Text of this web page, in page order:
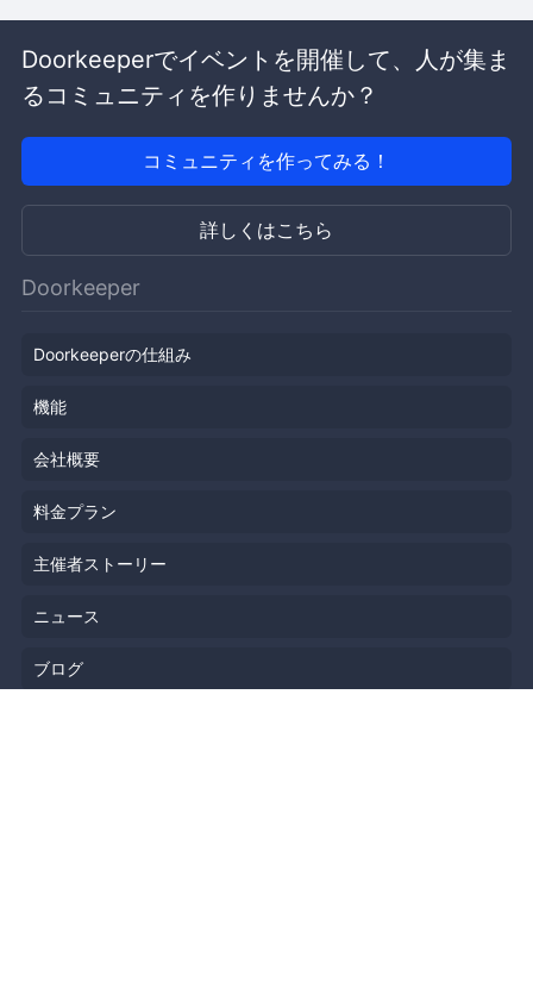
Doorkeeperでイベントを開催して、人が集ま
るコミュニティを作りませんか？
コミュニティを作ってみる！
詳しくはこちら
Doorkeeper
Doorkeeperの仕組み
機能
会社概要
料金プラン
主催者ストーリー
ニュース
ブログ